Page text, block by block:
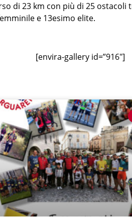
di 23 km con più di 25
e 13esimo elite.
[envira-gallery id=”916″]